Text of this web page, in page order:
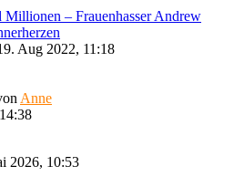
– Frauenhasser Andrew
Aug 2022, 11:18
Anne
2026, 10:53